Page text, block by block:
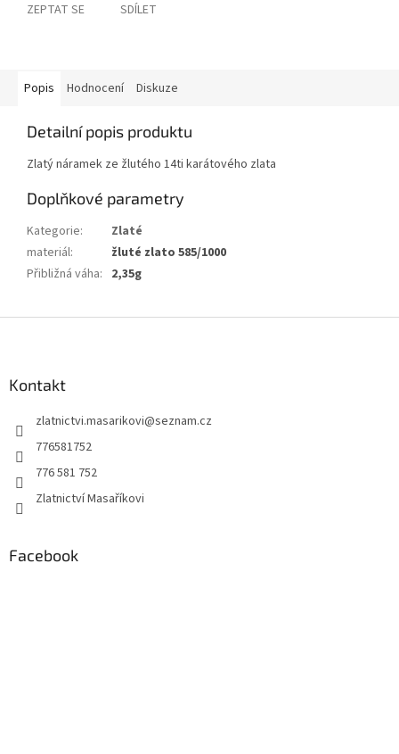
ZEPTAT SE SDÍLET
Popis Hodnocení Diskuze
Detailní popis produktu
Zlatý náramek ze žlutého 14ti karátového zlata
Doplňkové parametry
Kategorie:
Zlaté
materiál:
žluté zlato 585/1000
Přibližná váha: 2,35g
Kontakt
zlatnictvi.masarikovi@seznam.cz
776581752
776 581 752
Zlatnictví Masaříkovi
Facebook